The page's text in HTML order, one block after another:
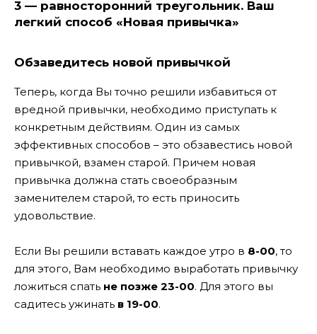
3 — равносторонний треугольник. Ваш
легкий способ «Новая привычка»
Обзаведитесь новой привычкой
Теперь, когда Вы точно решили избавиться от
вредной привычки, необходимо приступать к
конкретным действиям. Один из самых
эффективных способов – это обзавестись новой
привычкой, взамен старой. Причем новая
привычка должна стать своеобразным
заменителем старой, то есть приносить
удовольствие.
Если Вы решили вставать каждое утро в 8-00, то
для этого, Вам необходимо выработать привычку
ложиться спать не позже 23-00. Для этого вы
садитесь ужинать в 19-00.